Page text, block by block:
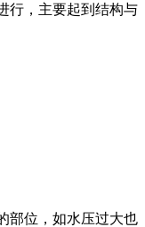
，主要起到结构与
位，如水压过大也